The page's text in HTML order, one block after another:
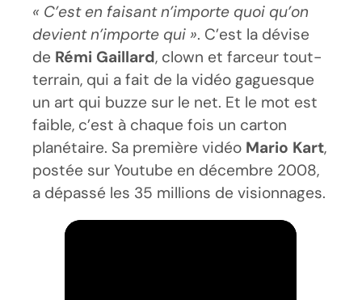
« C’est en faisant n’importe quoi qu’on
devient n’importe qui ». C’est la dévise
de Rémi Gaillard, clown et farceur tout-
terrain, qui a fait de la vidéo gaguesque
un art qui buzze sur le net. Et le mot est
faible, c’est à chaque fois un carton
planétaire. Sa première vidéo Mario Kart,
postée sur Youtube en décembre 2008,
a dépassé les 35 millions de visionnages.